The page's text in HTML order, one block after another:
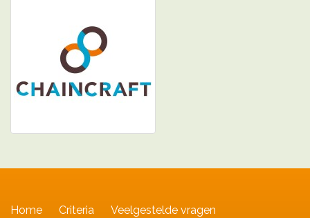
Home Criteria
Veelgestelde vragen